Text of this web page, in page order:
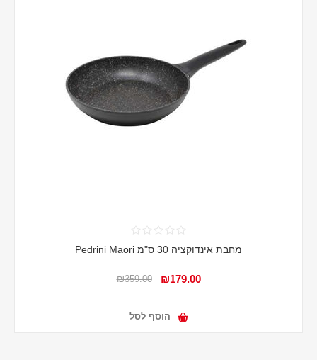
מחבת אינדוקציה 30 ס"מ Pedrini Maori
₪179.00
₪359.00
הוסף לסל